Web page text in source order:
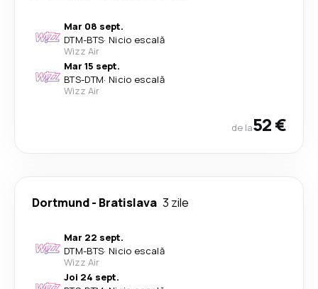
Mar 08 sept.
DTM-BTS· Nicio escală
Wizz Air
Mar 15 sept.
BTS-DTM· Nicio escală
Wizz Air
de la52 €
Dortmund- Bratislava 3 zile
Mar 22 sept.
DTM-BTS· Nicio escală
Wizz Air
Joi 24 sept.